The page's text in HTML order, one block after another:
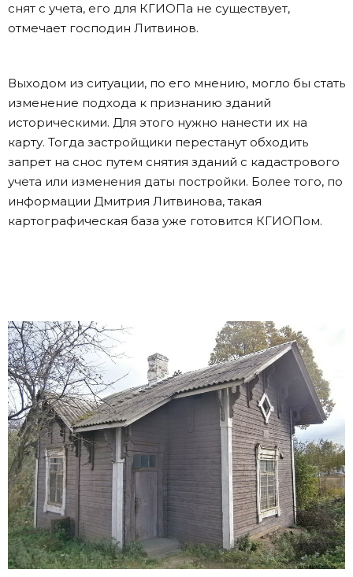
снят с учета, его для КГИОПа не существует,
отмечает господин Литвинов.
Выходом из ситуации, по его мнению, могло бы стать
изменение подхода к признанию зданий
историческими. Для этого нужно нанести их на
карту. Тогда застройщики перестанут обходить
запрет на снос путем снятия зданий с кадастрового
учета или изменения даты постройки. Более того, по
информации Дмитрия Литвинова, такая
картографическая база уже готовится КГИОПом.